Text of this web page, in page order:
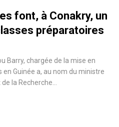
font, à Conakry, un
préparatoires
Barry, chargée de la mise en
Guinée a, au nom du ministre
la Recherche